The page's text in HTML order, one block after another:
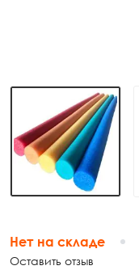
Нет на складе
Оставить отзыв